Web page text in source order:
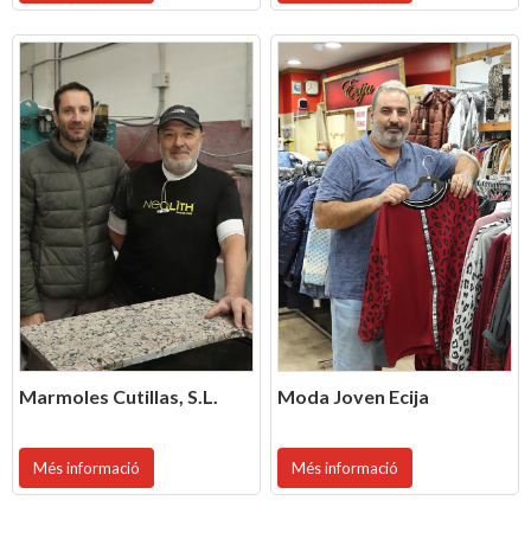
Marmoles Cutillas, S.L.
Més informació
Moda Joven Ecija
Més informació